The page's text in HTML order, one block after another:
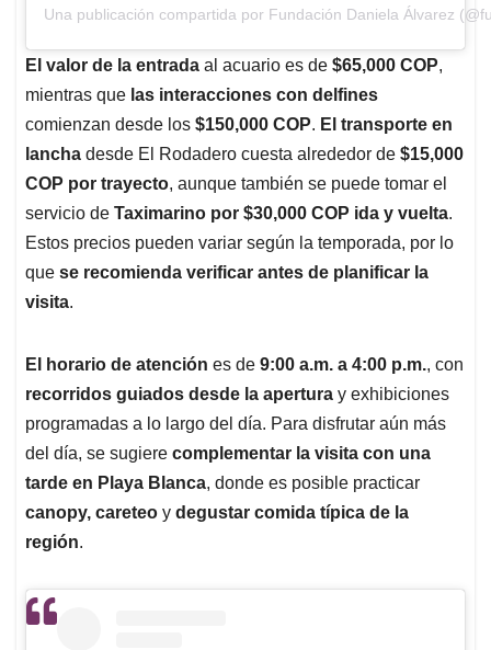
Una publicación compartida por Fundación Daniela Álvarez
El valor de la entrada al acuario es de $65,000 COP,
mientras que las interacciones con delfines
comienzan desde los $150,000 COP. El transporte en
lancha desde El Rodadero cuesta alrededor de $15,000
COP por trayecto, aunque también se puede tomar el
servicio de Taximarino por $30,000 COP ida y vuelta.
Estos precios pueden variar según la temporada, por lo
que se recomienda verificar antes de planificar la
visita.
El horario de atención es de 9:00 a.m. a 4:00 p.m., con
recorridos guiados desde la apertura y exhibiciones
programadas a lo largo del día. Para disfrutar aún más
del día, se sugiere complementar la visita con una
tarde en Playa Blanca, donde es posible practicar
canopy, careteo y degustar comida típica de la
región.